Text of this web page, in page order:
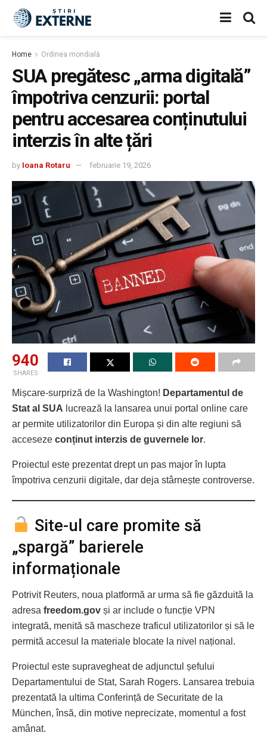
Home Ordinea mondială
SUA pregătesc „arma digitală”
împotriva cenzurii: portal
pentru accesarea conținutului
interzis în alte țări
by Ioana Rotaru februarie 19, 2026
940
SHARES
Mișcare-surpriză de la Washington! Departamentul de
Stat al SUA lucrează la lansarea unui portal online care
ar permite utilizatorilor din Europa și din alte regiuni să
acceseze conținut interzis de guvernele lor.
Proiectul este prezentat drept un pas major în lupta
împotriva cenzurii digitale, dar deja stârnește controverse.
Site-ul care promite să
„spargă” barierele
informaționale
Potrivit Reuters, noua platformă ar urma să fie găzduită la
adresa freedom.gov și ar include o funcție VPN
integrată, menită să mascheze traficul utilizatorilor și să le
permită accesul la materiale blocate la nivel național.
Proiectul este supravegheat de adjunctul șefului
Departamentului de Stat, Sarah Rogers. Lansarea trebuia
prezentată la ultima Conferință de Securitate de la
München, însă, din motive neprecizate, momentul a fost
amânat.